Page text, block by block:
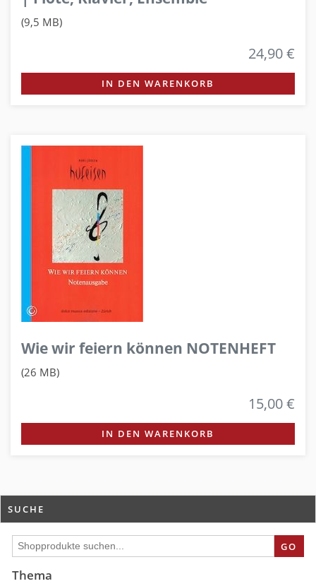
(9,5 MB)
24,90 €
IN DEN WARENKORB
Wie wir feiern können NOTENHEFT
(26 MB)
15,00 €
IN DEN WARENKORB
SUCHE
GO
Thema